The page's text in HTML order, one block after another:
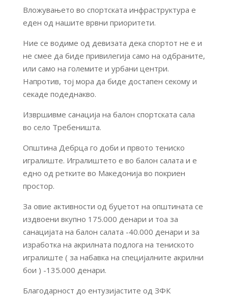
Вложувањето во спортската инфраструктура е
еден од нашите врвни приоритети.
Ние се водиме од девизата дека спортот не е и
не смее да биде привилегија само на одбраните,
или само на големите и урбани центри.
Напротив, тој мора да биде достапен секому и
секаде подеднакво.
Извршивме санација на балон спортската сала
во село Требеништа.
Општина Дебрца го доби и првото тениско
игралиште. Игралиштето е во балон салата и е
едно од ретките во Македонија во покриен
простор.
За овие активности од буџетот на општината се
издвоени вкупно 175.000 денари и тоа за
санацијата на балон салата -40.000 денари и за
изработка на акрилната подлога на тениското
игралиште ( за набавка на специјалните акрилни
бои ) -135.000 денари.
Благодарност до ентузијастите од ЗФК